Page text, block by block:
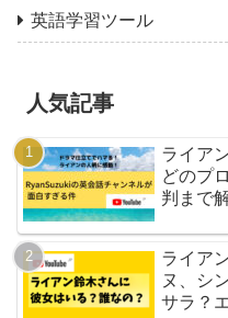
英語学習ツール
人気記事
ライア
どのプ
判まで
ライア
ヌ、シ
サラ？